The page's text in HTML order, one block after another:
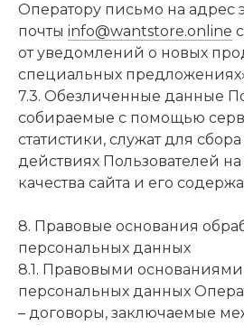
Оператору письмо на адрес
почты info@wantstore.online
от уведомлений о новых
специальных
7.3. Обезличенные данные
собираемые с помощью
статистики, служат для
действиях Пользователей
качества сайта и его
8. Правовые основания
персональных данных
8.1. Правовыми основаниями
персональных данных
– договоры, заключаемые